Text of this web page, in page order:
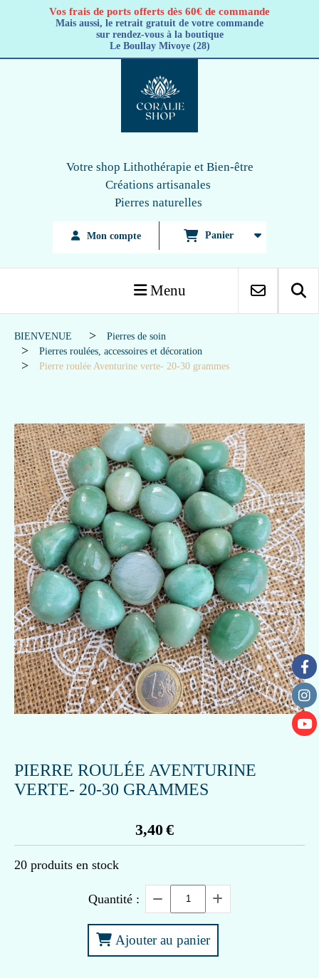
Vos frais de ports offerts dès 60€ de commande
Mais aussi, le retrait gratuit de votre commande
sur rendez-vous à la boutique
Le Boullay Mivoye (28)
Votre shop Lithothérapie et Bien-être
Créations artisanales
Pierres naturelles
Mon compte Panier
Menu
BIENVENUE
Pierres de soin
Pierres roulées, accessoires et décoration
Pierre roulée Aventurine verte- 20-30 grammes
PIERRE ROULÉE AVENTURINE
VERTE- 20-30 GRAMMES
3,40€
20 produits en stock
Quantité :
Ajouter au panier
Panneau de gestion des cookies